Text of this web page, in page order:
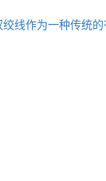
线作为一种传统